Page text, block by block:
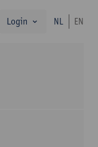
zoekLogin NL EN